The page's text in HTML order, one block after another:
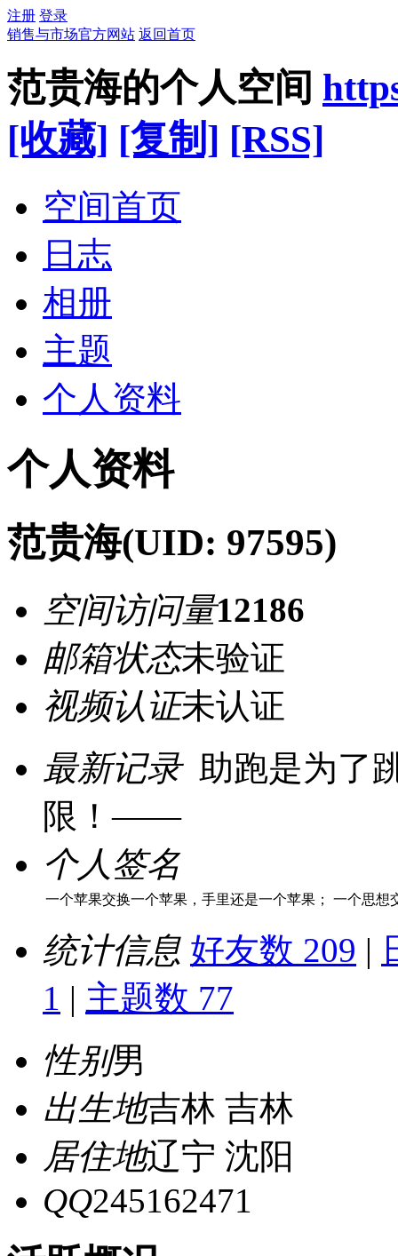
注册 登录
销售与市场官方网站 返回首页
范贵海的个人空间
[收藏] [复制] [RSS]
空间首页
日志
相册
主题
个人资料
个人资料
范贵海(UID: 97595)
空间访问量12186
邮箱状态未验证
视频认证未认证
最新记录 助跑是为了
限！——
个人签名
一个苹果交换一个苹果，手里还是一个苹果； 一个思想
统计信息 好友数 209 |
1 | 主题数 77
性别男
出生地吉林 吉林
居住地辽宁 沈阳
QQ245162471